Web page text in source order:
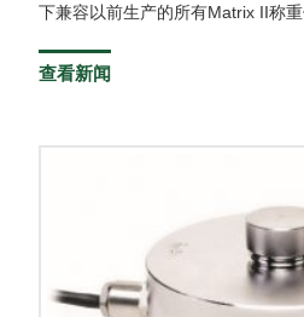
下兼容以前生产的所有Matrix II称重
查看新闻